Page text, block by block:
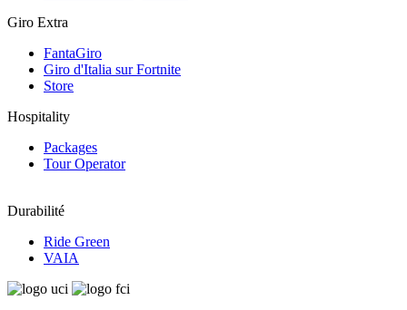
Giro Extra
FantaGiro
Giro d'Italia sur Fortnite
Store
Hospitality
Packages
Tour Operator
Durabilité
Ride Green
VAIA